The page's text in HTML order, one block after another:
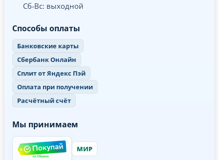
Сб-Вс: выходной
Способы оплаты
Банковские карты
Сбербанк Онлайн
Сплит от Яндекс Пэй
Оплата при получении
Расчётный счёт
Мы принимаем
МИР